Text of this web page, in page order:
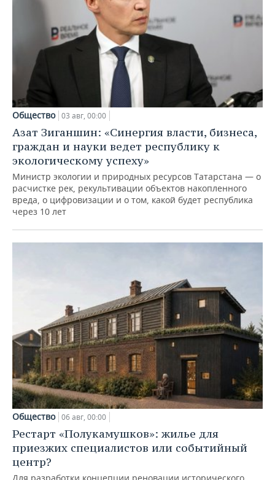
Общество 03 авг, 00:00
Азат Зиганшин: «Синергия власти, бизнеса,
граждан и науки ведет республику к
экологическому успеху»
Министр экологии и природных ресурсов Татарстана — о
расчистке рек, рекультивации объектов накопленного
вреда, о цифровизации и о том, какой будет республика
через 10 лет
Общество 06 авг, 00:00
Рестарт «Полукамушков»: жилье для
приезжих специалистов или событийный
центр?